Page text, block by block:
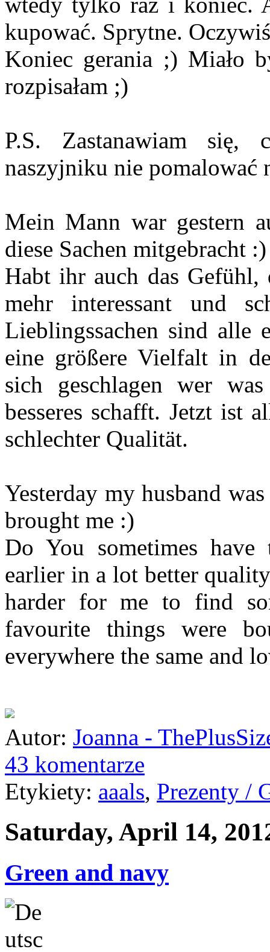
kupować. Sprytne.
Koniec gerania ;) Miało
rozpisałam ;)
P.S. Zastanawiam
naszyjniku nie pomalować
Mein Mann war gestern
diese Sachen mitgebracht :)
Habt ihr auch das Gefühl,
mehr interessant und
Lieblingssachen sind alle
eine größere Vielfalt in
sich geschlagen wer
besseres schafft. Jetzt ist
schlechter Qualität.
Yesterday my husband
brought me :)
Do You sometimes
earlier in a lot better
harder for me to find
favourite things were
everywhere the same and
Autor: Joanna -
43 komentarze
Etykiety: aaals, Prezenty /
Saturday, April 14,
Green and navy